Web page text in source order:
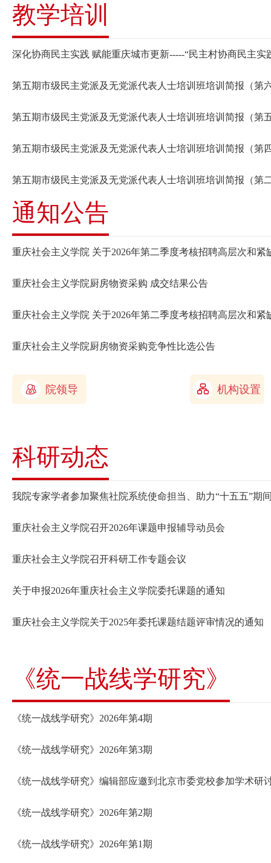
教学培训
深化协商民主实践 赋能重庆城市更新-----“民主村协商民主
第五期市级民主党派及无党派代表人士培训班培训简报（第
第五期市级民主党派及无党派代表人士培训班培训简报（第
第五期市级民主党派及无党派代表人士培训班培训简报（第
第五期市级民主党派及无党派代表人士培训班培训简报（第
通知公告
重庆社会主义学院 关于2026年第二季度考核招聘高层次和紧
重庆社会主义学院厨房物资采购 成交结果公告
重庆社会主义学院 关于2026年第二季度考核招聘高层次和
重庆社会主义学院厨房物资采购竞争性比选公告
院领导 机构设置
科研动态
我院专家学者参加聚焦社院系统使命担当、助力“十五五”期
重庆社会主义学院召开2026年课题申报辅导动员会
重庆社会主义学院召开科研工作专题会议
关于申报2026年重庆社会主义学院委托课题的通知
重庆社会主义学院关于2025年委托课题结题评审情况的通知
《统一战线学研究》
《统一战线学研究》2026年第4期
《统一战线学研究》2026年第3期
《统一战线学研究》编辑部应邀到北京市委党校参加学术研
《统一战线学研究》2026年第2期
《统一战线学研究》2026年第1期